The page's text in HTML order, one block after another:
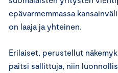
epävarmemmassa
on laaja ja yhteinen.
Erilaiset, perustellut
paitsi sallittuja, niin